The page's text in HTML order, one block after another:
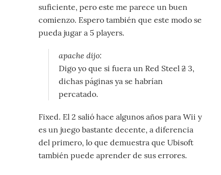
suficiente, pero este me parece un buen
comienzo. Espero también que este modo se
pueda jugar a 5 players.
apache dijo:
Digo yo que si fuera un Red Steel 2 3,
dichas páginas ya se habrían
percatado.
Fixed. El 2 salió hace algunos años para Wii y
es un juego bastante decente, a diferencia
del primero, lo que demuestra que Ubisoft
también puede aprender de sus errores.